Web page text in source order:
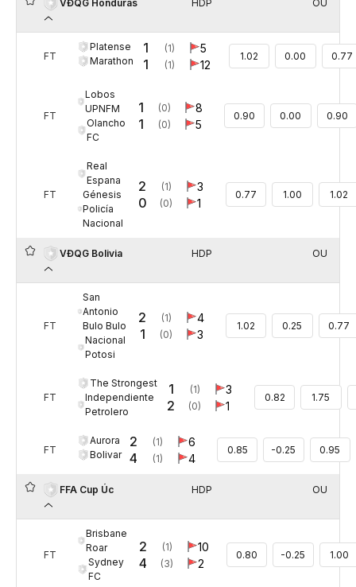
VĐQG Honduras HDP OU
FT
Platense
Marathon
1
1
(1)
(1)
5
12
1.02 0.00 0.77
FT
Lobos
UPNFM
Olancho
FC
1
1
(0)
(0)
8
5
0.90 0.00 0.90
FT
Real
Espana
Génesis
Policía
Nacional
2
0
(1)
(0)
3
1
0.77 1.00 1.02
VĐQG Bolivia HDP OU
FT
San
Antonio
Bulo Bulo
Nacional
Potosi
2
1
(1)
(0)
4
3
1.02 0.25 0.77
FT
The Strongest
Independiente
Petrolero
1
2
(1)
(0)
3
1
0.82 1.75
FT
Aurora
Bolivar
2
4
(1)
(1)
6
4
0.85 -0.25 0.95
FFA Cup Úc HDP OU
FT
Brisbane
Roar
Sydney
FC
2
4
(1)
(3)
10
2
0.80 -0.25 1.00